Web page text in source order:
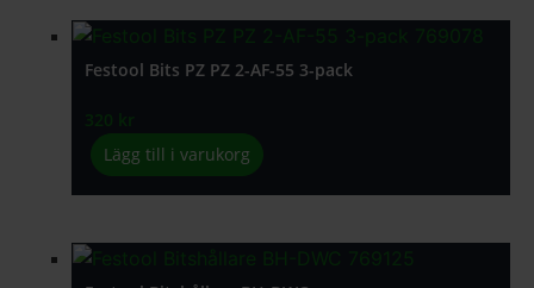
Festool Bits PZ PZ 2-AF-55 3-pack
320 kr
Lägg till i varukorg